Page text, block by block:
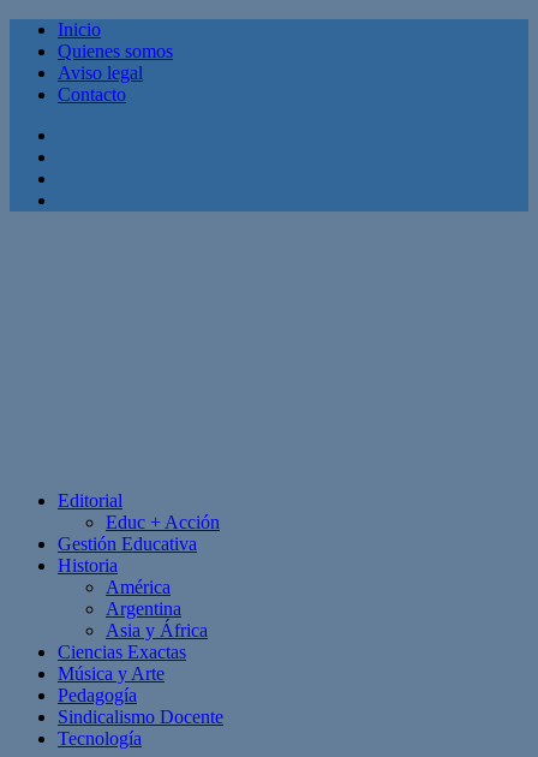
Inicio
Quienes somos
Aviso legal
Contacto
Editorial
Educ + Acción
Gestión Educativa
Historia
América
Argentina
Asia y África
Ciencias Exactas
Música y Arte
Pedagogía
Sindicalismo Docente
Tecnología